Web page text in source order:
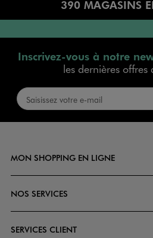
390 MAGASINS
Inscrivez-vous à notre
les dernières
MON SHOPPING EN LIGNE
NOS SERVICES
SERVICES CLIENT